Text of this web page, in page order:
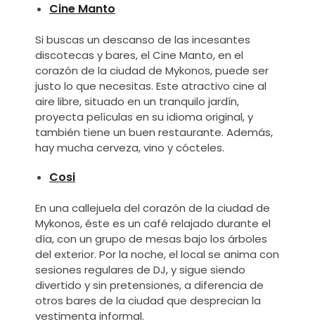
Cine Manto
Si buscas un descanso de las incesantes
discotecas y bares, el Cine Manto, en el
corazón de la ciudad de Mykonos, puede ser
justo lo que necesitas. Este atractivo cine al
aire libre, situado en un tranquilo jardín,
proyecta películas en su idioma original, y
también tiene un buen restaurante. Además,
hay mucha cerveza, vino y cócteles.
Cosi
En una callejuela del corazón de la ciudad de
Mykonos, éste es un café relajado durante el
día, con un grupo de mesas bajo los árboles
del exterior. Por la noche, el local se anima con
sesiones regulares de DJ, y sigue siendo
divertido y sin pretensiones, a diferencia de
otros bares de la ciudad que desprecian la
vestimenta informal.